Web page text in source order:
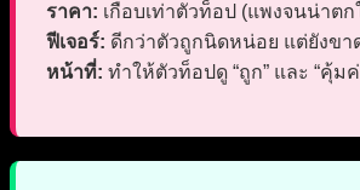
ราคา: เกือบเท่าตัวท็อป (แพงจนน่าตก
ฟีเจอร์: ดีกว่าตัวถูกนิดหน่อย แต่ยังขา
หน้าที่: ทำให้ตัวท็อปดู “ถูก” และ “คุ้ม